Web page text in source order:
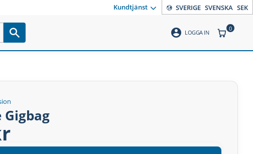
Kundtjänst SVERIGE SVENSKA SEK
account_circle LOGGA IN ANTAL
0
Gigbag